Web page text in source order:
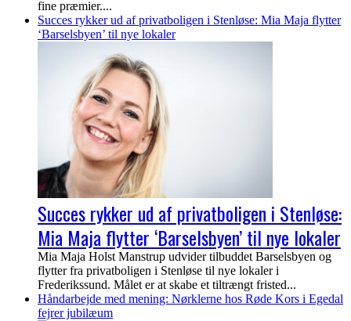
fine præmier....
Succes rykker ud af privatboligen i Stenløse: Mia Maja flytter
‘Barselsbyen’ til nye lokaler
Succes rykker ud af privatboligen i Stenløse:
Mia Maja flytter ‘Barselsbyen’ til nye lokaler
Mia Maja Holst Manstrup udvider tilbuddet Barselsbyen og
flytter fra privatboligen i Stenløse til nye lokaler i
Frederikssund. Målet er at skabe et tiltrængt fristed...
Håndarbejde med mening: Nørklerne hos Røde Kors i Egedal
fejrer jubilæum